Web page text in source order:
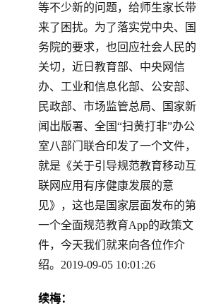
等不少新的问题，给师生家长带
来了困扰。为了落实党中央、国
务院的要求，也回应社会人民的
关切，近日教育部、中央网信
办、工业和信息化部、公安部、
民政部、市场监管总局、国家新
闻出版署、全国“扫黄打非”办公
室八部门联合印发了一个文件，
就是《关于引导规范教育移动互
联网应用有序健康发展的意
见》，这也是国家层面发布的第
一个全面规范教育App的政策文
件，今天我们就来向各位作介
绍。2019-09-05 10:01:26
续梅：